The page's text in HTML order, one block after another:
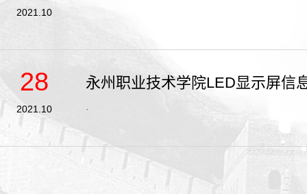
2021.10
28
2021.10
永州职业技术学院LED显示屏信
·​